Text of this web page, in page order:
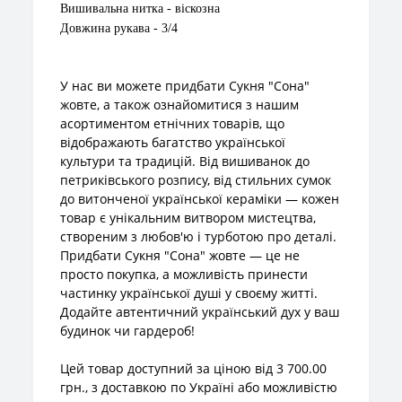
Вишивальна нитка - віскозна
Довжина рукава - 3/4
У нас ви можете придбати Сукня "Сона"
жовте, а також ознайомитися з нашим
асортиментом етнічних товарів, що
відображають багатство української
культури та традицій. Від вишиванок до
петриківського розпису, від стильних сумок
до витонченої української кераміки — кожен
товар є унікальним витвором мистецтва,
створеним з любов'ю і турботою про деталі.
Придбати Сукня "Сона" жовте — це не
просто покупка, а можливість принести
частинку української душі у своєму житті.
Додайте автентичний український дух у ваш
будинок чи гардероб!
Цей товар доступний за ціною від 3 700.00
грн., з доставкою по Україні або можливістю